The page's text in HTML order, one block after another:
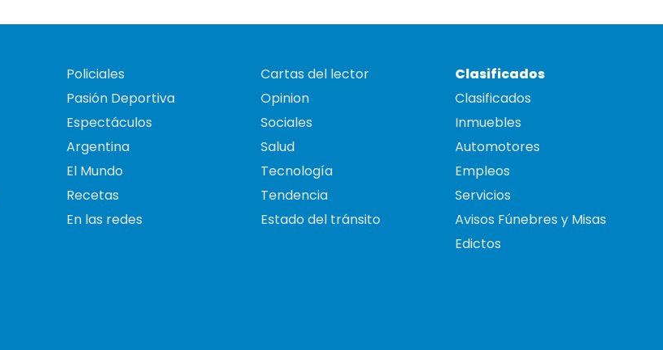
Policiales
Pasión Deportiva
Espectáculos
Argentina
El Mundo
Recetas
En las redes
Cartas del lector
Opinion
Sociales
Salud
Tecnología
Tendencia
Estado del tránsito
Clasificados
Clasificados
Inmuebles
Automotores
Empleos
Servicios
Avisos Fúnebres y Misas
Edictos